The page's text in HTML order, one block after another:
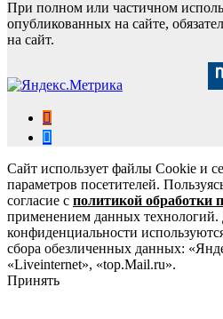
При полном или частичном
опубликованных на сайте,
на сайт.
Сайт использует файлы Cookie и
параметров посетителей.
согласие с политикой обработки
применением данных технологий.
конфиденциальности
сбора обезличенных данных:
«Liveinternet», «top.Mail.ru».
Принять